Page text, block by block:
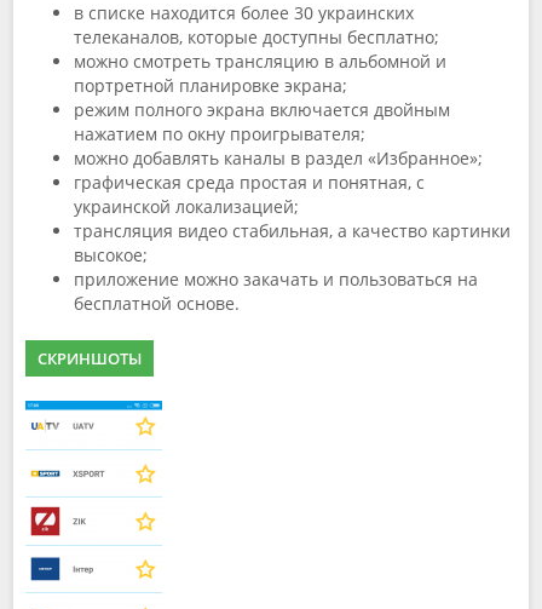
в списке находится более 30 украинских
телеканалов, которые доступны бесплатно;
можно смотреть трансляцию в альбомной и
портретной планировке экрана;
режим полного экрана включается двойным
нажатием по окну проигрывателя;
можно добавлять каналы в раздел «Избранное»;
графическая среда простая и понятная, с
украинской локализацией;
трансляция видео стабильная, а качество картинки
высокое;
приложение можно закачать и пользоваться на
бесплатной основе.
СКРИНШОТЫ